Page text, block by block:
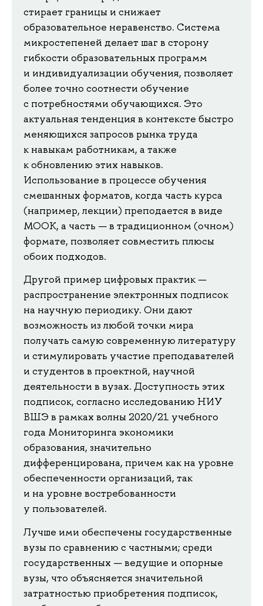
стирает границы и снижает
образовательное неравенство. Система
микростепеней делает шаг в сторону
гибкости образовательных программ
и индивидуализации обучения, позволяет
более точно соотнести обучение
с потребностями обучающихся. Это
актуальная тенденция в контексте быстро
меняющихся запросов рынка труда
к навыкам работникам, а также
к обновлению этих навыков.
Использование в процессе обучения
смешанных форматов, когда часть курса
(например, лекции) преподается в виде
МООК, а часть — в традиционном (очном)
формате, позволяет совместить плюсы
обоих подходов.
Другой пример цифровых практик —
распространение электронных подписок
на научную периодику. Они дают
возможность из любой точки мира
получать самую современную литературу
и стимулировать участие преподавателей
и студентов в проектной, научной
деятельности в вузах. Доступность этих
подписок, согласно исследованию НИУ
ВШЭ в рамках волны 2020/21 учебного
года Мониторинга экономики
образования, значительно
дифференцирована, причем как на уровне
обеспеченности организаций, так
и на уровне востребованности
у пользователей.
Лучше ими обеспечены государственные
вузы по сравнению с частными; среди
государственных — ведущие и опорные
вузы, что объясняется значительной
затратностью приобретения подписок,